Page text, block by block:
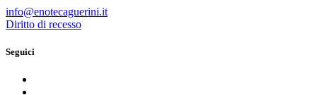
info@enotecaguerini.it
Diritto di recesso
Seguici